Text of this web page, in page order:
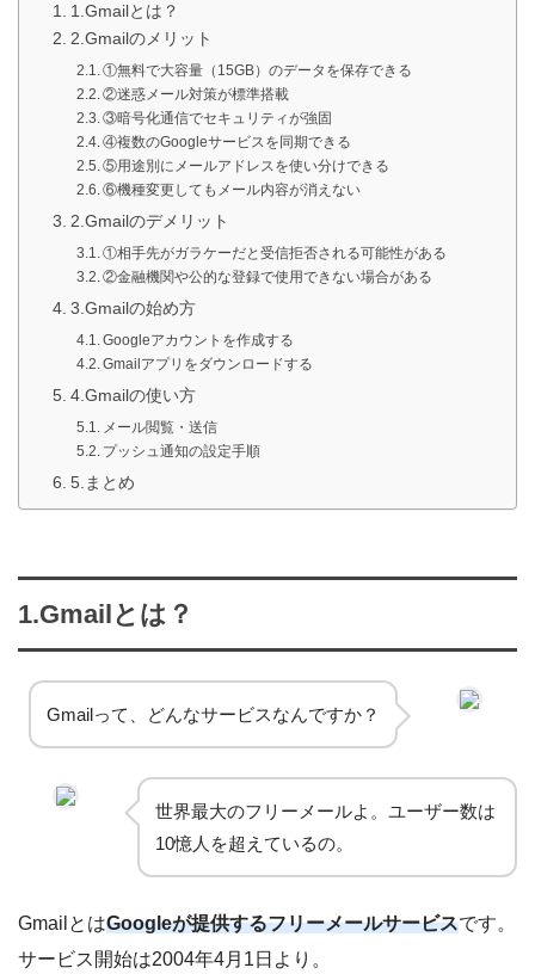
1.Gmailとは？
2.Gmailのメリット
①無料で大容量（15GB）のデータを保存できる
②迷惑メール対策が標準搭載
③暗号化通信でセキュリティが強固
④複数のGoogleサービスを同期できる
⑤用途別にメールアドレスを使い分けできる
⑥機種変更してもメール内容が消えない
2.Gmailのデメリット
①相手先がガラケーだと受信拒否される可能性がある
②金融機関や公的な登録で使用できない場合がある
3.Gmailの始め方
Googleアカウントを作成する
Gmailアプリをダウンロードする
4.Gmailの使い方
メール閲覧・送信
プッシュ通知の設定手順
5.まとめ
1.Gmailとは？
Gmailって、どんなサービスなんですか？
世界最大のフリーメールよ。ユーザー数は
10憶人を超えているの。
GmailとはGoogleが提供するフリーメールサービスです。
サービス開始は2004年4月1日より。